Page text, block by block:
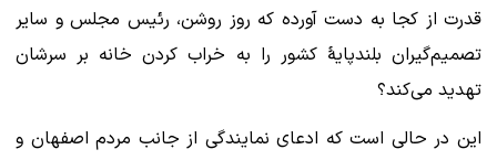
قدرت از کجا به دست آورده که روز روشن، رئیس مجلس و سایر
تصمیم‌گیران بلندپایهٔ کشور را به خراب کردن خانه بر سرشان
تهدید می‌کند؟
این در حالی است که ادعای نمایندگی از جانب مردم اصفهان و